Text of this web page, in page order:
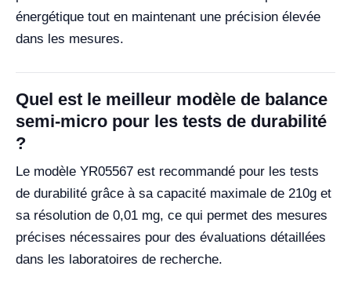
énergétique tout en maintenant une précision élevée
dans les mesures.
Quel est le meilleur modèle de balance
semi-micro pour les tests de durabilité
?
Le modèle YR05567 est recommandé pour les tests
de durabilité grâce à sa capacité maximale de 210g et
sa résolution de 0,01 mg, ce qui permet des mesures
précises nécessaires pour des évaluations détaillées
dans les laboratoires de recherche.